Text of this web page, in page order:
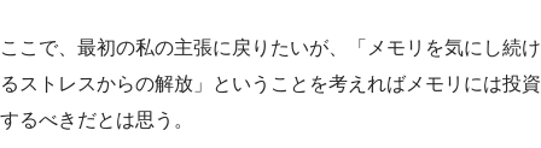
ここで、最初の私の主張に戻りたいが、「メモリを気にし続け
るストレスからの解放」ということを考えればメモリには投資
するべきだとは思う。